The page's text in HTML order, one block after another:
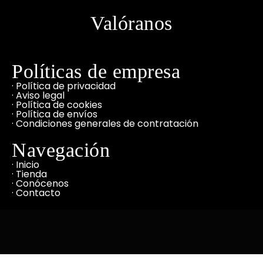
Valóranos
Políticas de empresa
· Política de privacidad
· Aviso legal
· Política de cookies
· Política de envíos
· Condiciones generales de contratación
Navegación
· Inicio
· Tienda
· Conócenos
· Contacto